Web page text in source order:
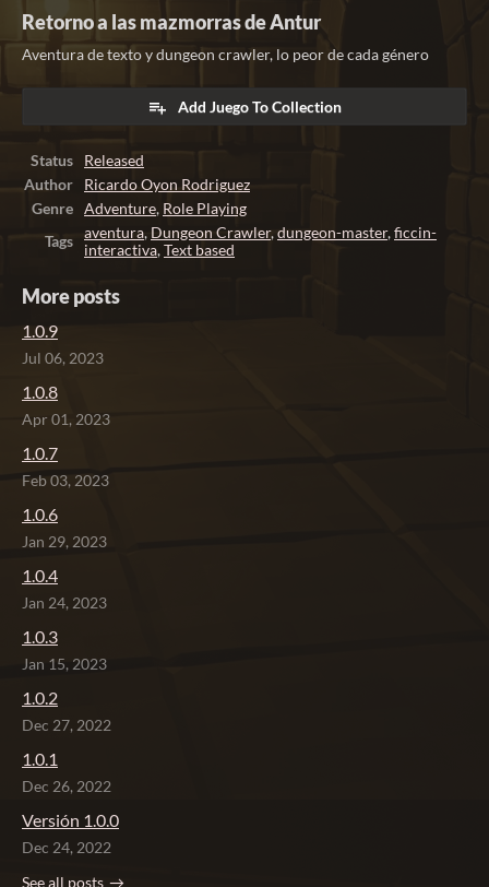
Retorno a las mazmorras de Antur
Aventura de texto y dungeon crawler, lo peor de cada género
Add Juego To Collection
Status
Released
Author
Ricardo Oyon Rodriguez
Genre
Adventure, Role Playing
Tags
aventura, Dungeon Crawler,dungeon-master,ficcin-
interactiva,Text based
More posts
1.0.9
Jul 06, 2023
1.0.8
Apr 01, 2023
1.0.7
Feb 03, 2023
1.0.6
Jan 29, 2023
1.0.4
Jan 24, 2023
1.0.3
Jan 15, 2023
1.0.2
Dec 27, 2022
1.0.1
Dec 26, 2022
Versión 1.0.0
Dec 24, 2022
See all posts